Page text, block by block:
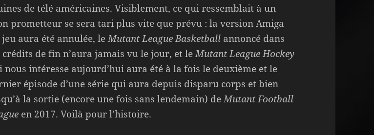
de télé américaines. Visiblement, ce qui ressemblait à un
prometteur se sera tari plus vite que prévu : la version Amiga
aura été annulée, leMutant League Basketball annoncé dans
crédits de fin n’aura jamais vu le jour, et leMutant League Hockey
nous intéresse aujourd’hui aura été à la fois le deuxième et le
épisode d’une série qui aura depuis disparu corps et bien
la sortie (encore une fois sans lendemain) deMutant Football
en 2017. Voilà pour l’histoire.